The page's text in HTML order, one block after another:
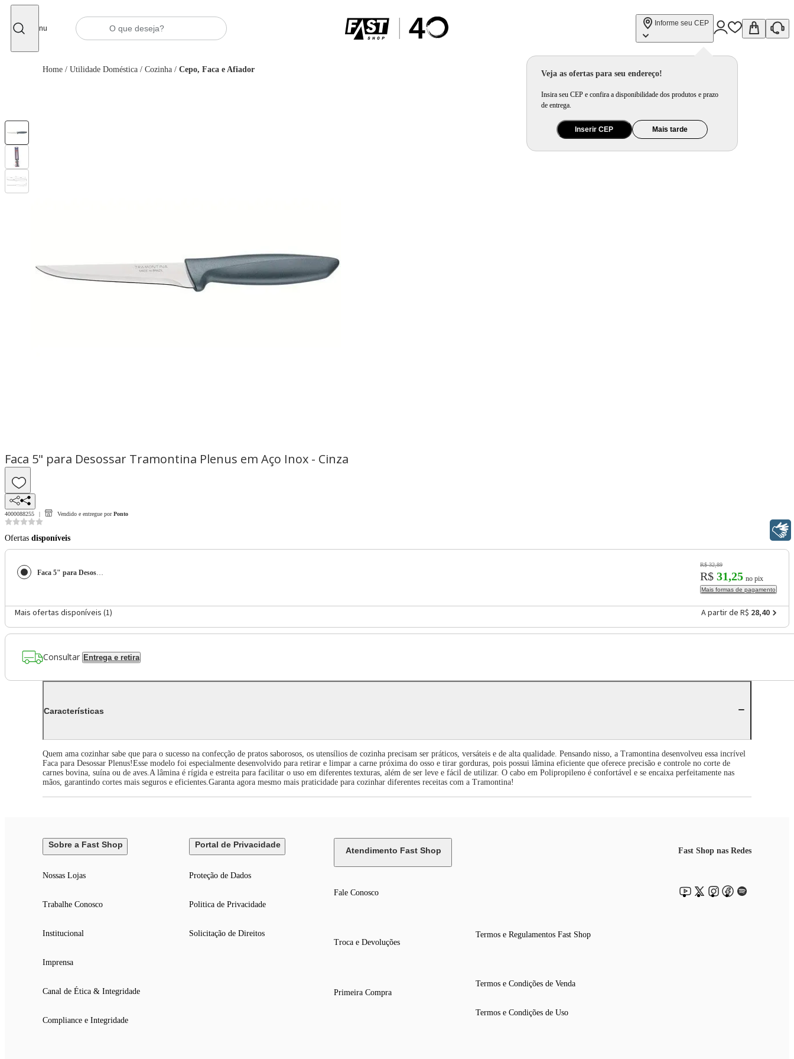
Menu
Informe seu CEP
Veja as ofertas para seu endereço!
Insira seu CEP e confira a disponibilidade dos produtos e prazo
de entrega.
Inserir CEP Mais tarde
Home / Utilidade Doméstica / Cozinha / Cepo, Faca e Afiador
Faca 5" para Desossar Tramontina Plenus em Aço Inox - Cinza
4000088255 Vendido e entregue por Ponto
Ofertas disponíveis
Faca 5" para Desossar Tramontina Plenus em Aço Inox - Cinza
R$ 32,89
R$ 31,25 no pix
Mais formas de pagamento
Mais ofertas disponíveis (1) A partir de R$ 28,40
Consultar Entrega e retira
Características
Quem ama cozinhar sabe que para o sucesso na confecção de pratos saborosos, os utensílios de cozinha precisam ser práticos, versáteis e de alta qualidade. Pensando nisso, a Tramontina desenvolveu essa incrível
Faca para Desossar Plenus!Esse modelo foi especialmente desenvolvido para retirar e limpar a carne próxima do osso e tirar gorduras, pois possui lâmina eficiente que oferece precisão e controle no corte de
carnes bovina, suína ou de aves.A lâmina é rígida e estreita para facilitar o uso em diferentes texturas, além de ser leve e fácil de utilizar. O cabo em Polipropileno é confortável e se encaixa perfeitamente nas
mãos, garantindo cortes mais seguros e eficientes.Garanta agora mesmo mais praticidade para cozinhar diferentes receitas com a Tramontina!
Sobre a Fast Shop
Nossas Lojas
Trabalhe Conosco
Institucional
Imprensa
Canal de Ética & Integridade
Compliance e Integridade
Portal de Privacidade
Proteção de Dados
Politica de Privacidade
Solicitação de Direitos
Atendimento Fast Shop
Fale Conosco
Troca e Devoluções
Primeira Compra
Termos e Regulamentos Fast Shop
Termos e Condições de Venda
Termos e Condições de Uso
Fast Shop nas Redes